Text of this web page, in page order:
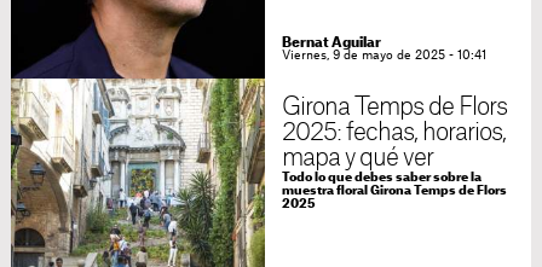
Bernat Aguilar
Viernes, 9 de mayo de 2025 - 10:41
Girona Temps de Flors
2025: fechas, horarios,
mapa y qué ver
Todo lo que debes saber sobre la
muestra floral Girona Temps de Flors
2025